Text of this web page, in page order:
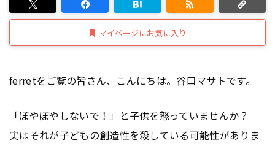
マイページにお気に入り
ferretをご覧の皆さん、こんにちは。谷口マサトです。
「ぼやぼやしないで！」と子供を怒っていませんか？
実はそれが子どもの創造性を殺している可能性がありま